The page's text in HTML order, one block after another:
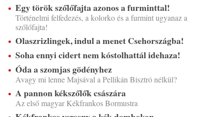
Egy török szőlőfajta azonos a furminttal!
Történelmi felfedezés, a kolorko és a furmint ugyanaz a
szőlőfajta!
Olaszrizlingek, indul a menet Csehországba!
Soha ennyi cidert nem kóstolhattál idehaza!
Óda a szomjas gödényhez
Avagy mi lenne Majsával a Pellikán Bisztró nélkül?
A pannon kékszőlők császára
Az első magyar Kékfrankos Bormustra